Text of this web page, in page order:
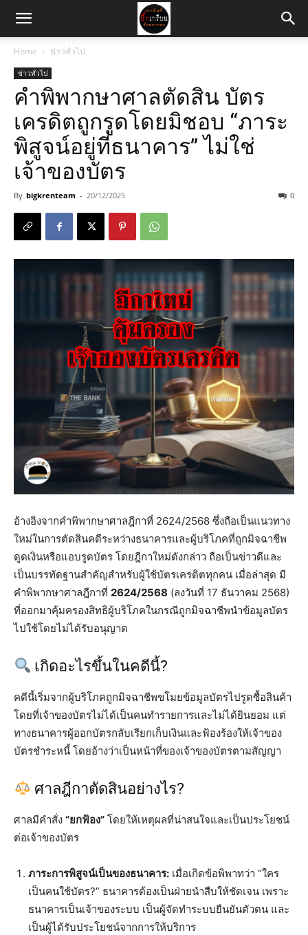
Home ข่าวทั่วไป
ข่าวทั่วไป
คำพิพากษาศาลตัดสิน บัตร
เครดิตถูกรูดโดยมิชอบ “ภาระ
พิสูจน์อยู่ที่ธนาคาร” ไม่ใช่
เจ้าของบัตร
By bigkrenteam - 20/12/2025 0
อ้างอิงจากคำพิพากษาศาลฎีกาที่ 2624/2568 ซึ่งถือเป็นแนวทาง
ใหม่ในการตัดสินคดีระหว่างธนาคารและผู้บริโภคที่ถูกมิจฉาชีพ
ดูดเงินหรือแอบรูดบัตร โดยฎีกาใหม่ดังกล่าว ถือเป็นข่าวดีและ
เป็นบรรทัดฐานสำคัญสำหรับผู้ใช้บัตรเครดิตทุกคน เมื่อล่าสุด มี
คำพิพากษาศาลฎีกาที่ 2624/2568 (ลงวันที่ 17 ธันวาคม 2568)
ที่ออกมาคุ้มครองสิทธิผู้บริโภคในกรณีถูกมิจฉาชีพนำข้อมูลบัตร
ไปใช้โดยไม่ได้รับอนุญาต
เกิดอะไรขึ้นในคดีนี้?
คดีนี้เริ่มจากผู้บริโภคถูกมิจฉาชีพขโมยข้อมูลบัตรไปรูดซื้อสินค้า
โดยที่เจ้าของบัตรไม่ได้เป็นคนทำรายการและไม่ได้ยินยอม แต่
ทางธนาคารผู้ออกบัตรกลับเรียกเก็บเงินและฟ้องร้องให้เจ้าของ
บัตรชำระหนี้ โดยอ้างว่าเป็นหน้าที่ของเจ้าของบัตรตามสัญญา
ศาลฎีกาตัดสินอย่างไร?
ศาลมีคำสั่ง “ยกฟ้อง” โดยให้เหตุผลที่น่าสนใจและเป็นประโยชน์
ต่อเจ้าของบัตร
ภาระการพิสูจน์เป็นของธนาคาร: เมื่อเกิดข้อพิพาทว่า “ใคร
เป็นคนใช้บัตร?” ธนาคารต้องเป็นฝ่ายนำสืบให้ชัดเจน เพราะ
ธนาคารเป็นเจ้าของระบบ เป็นผู้จัดทำระบบยืนยันตัวตน และ
เป็นผู้ได้รับประโยชน์จากการให้บริการ